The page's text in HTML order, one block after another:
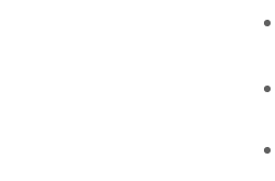
I Nostri Spettacoli